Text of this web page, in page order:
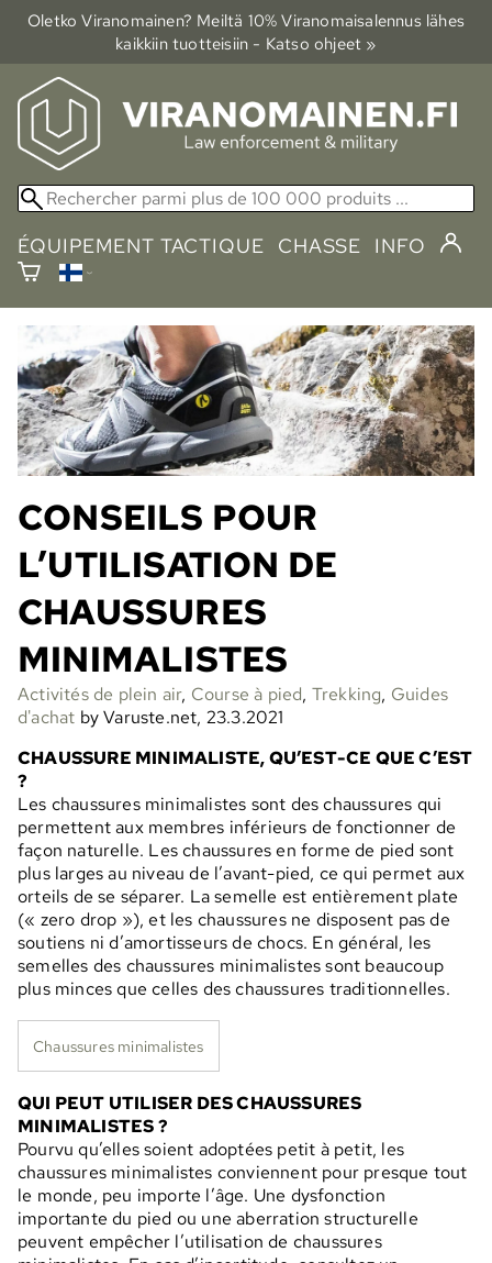
Oletko Viranomainen? Meiltä 10% Viranomais­alennus lähes
kaikkiin tuotteisiin - Katso ohjeet »
ÉQUIPEMENT TACTIQUE CHASSE INFO
CONSEILS POUR
L’UTILISATION DE
CHAUSSURES
MINIMALISTES
Activités de plein air, Course à pied, Trekking, Guides
d'achat by Varuste.net, 23.3.2021
CHAUSSURE MINIMALISTE, QU’EST-CE QUE C’EST
?
Les chaussures minimalistes sont des chaussures qui
permettent aux membres inférieurs de fonctionner de
façon naturelle. Les chaussures en forme de pied sont
plus larges au niveau de l’avant-pied, ce qui permet aux
orteils de se séparer. La semelle est entièrement plate
(« zero drop »), et les chaussures ne disposent pas de
soutiens ni d’amortisseurs de chocs. En général, les
semelles des chaussures minimalistes sont beaucoup
plus minces que celles des chaussures traditionnelles.
Chaussures minimalistes
QUI PEUT UTILISER DES CHAUSSURES
MINIMALISTES ?
Pourvu qu’elles soient adoptées petit à petit, les
chaussures minimalistes conviennent pour presque tout
le monde, peu importe l’âge. Une dysfonction
importante du pied ou une aberration structurelle
peuvent empêcher l’utilisation de chaussures